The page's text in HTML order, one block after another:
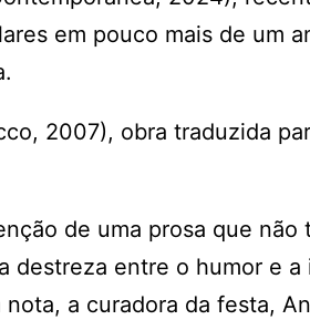
em pouco mais de um
2007), obra traduzida
de uma prosa que não
destreza entre o humor e a
a curadora da festa,